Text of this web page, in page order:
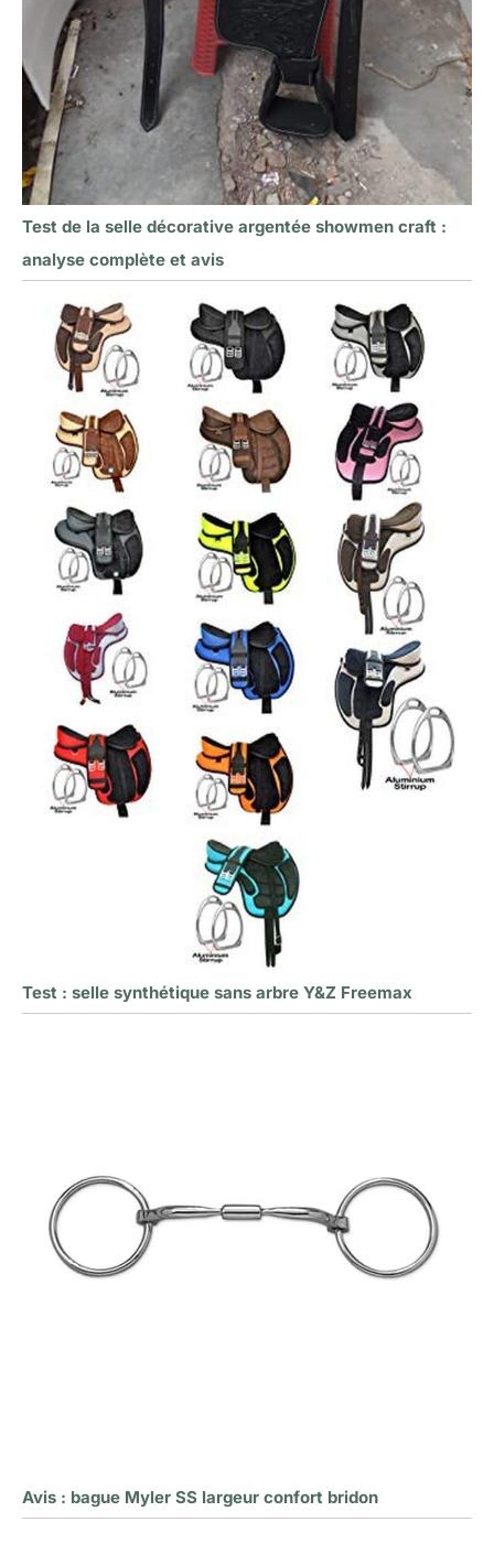
Test de la selle décorative argentée showmen craft :
analyse complète et avis
Test : selle synthétique sans arbre Y&Z Freemax
Avis : bague Myler SS largeur confort bridon